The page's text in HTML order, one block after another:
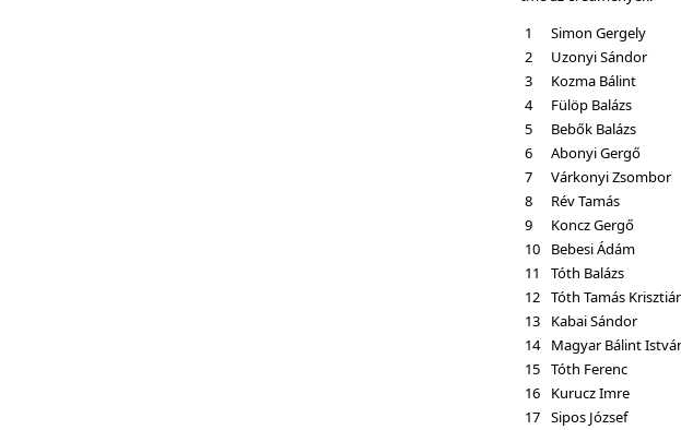
1
Simon Gergely
2
Uzonyi Sándor
3
Kozma Bálint
4
Fülöp Balázs
5
Bebők Balázs
6
Abonyi Gergő
7
Várkonyi Zsombor
8
Rév Tamás
9
Koncz Gergő
10
Bebesi Ádám
11
Tóth Balázs
12 Tóth Tamás
13
Kabai Sándor
14 Magyar Bálint
15 Tóth Ferenc
16
Kurucz Imre
17 Sipos József